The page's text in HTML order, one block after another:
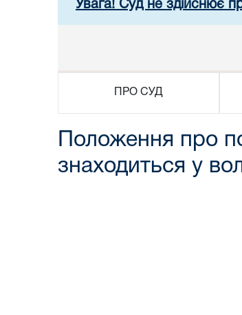
Увага! Суд не здійснює
ПРО СУД
Положення про
знаходиться у